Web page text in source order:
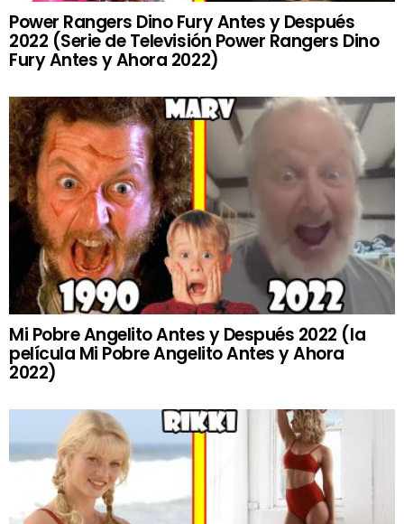
Power Rangers Dino Fury Antes y Después
2022 (Serie de Televisión Power Rangers Dino
Fury Antes y Ahora 2022)
Mi Pobre Angelito Antes y Después 2022 (la
película Mi Pobre Angelito Antes y Ahora
2022)